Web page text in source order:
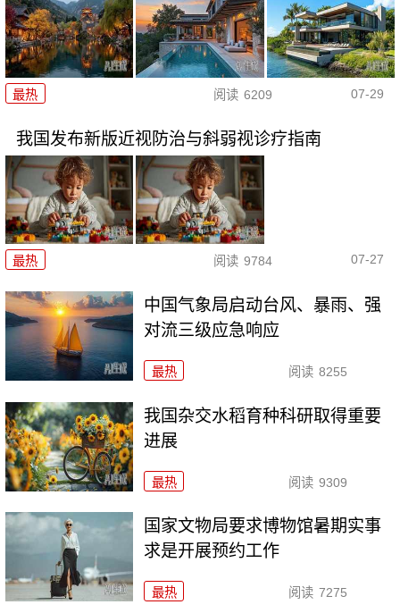
最热 阅读 6209 07-29
我国发布新版近视防治与斜弱视诊疗指南
最热 阅读 9784 07-27
中国气象局启动台风、暴雨、强
对流三级应急响应
最热 阅读 8255
我国杂交水稻育种科研取得重要
进展
最热 阅读 9309
国家文物局要求博物馆暑期实事
求是开展预约工作
最热 阅读 7275